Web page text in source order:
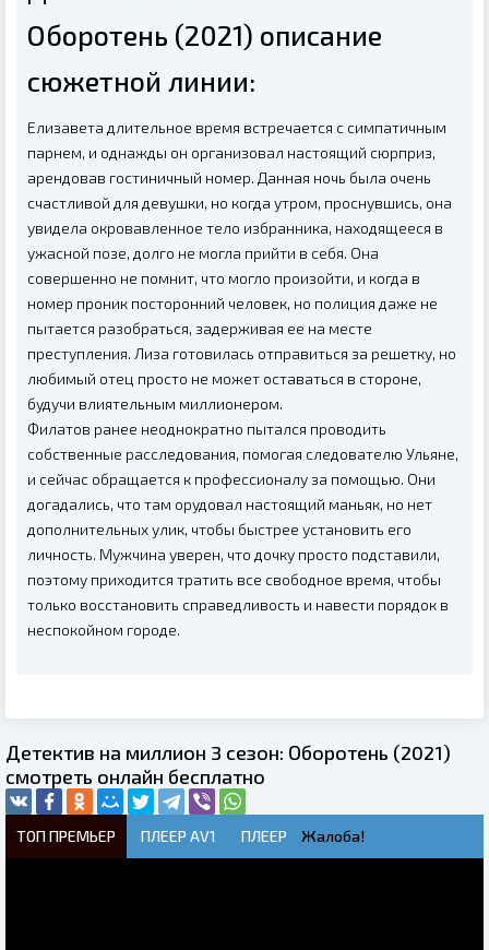
Оборотень (2021) описание
сюжетной линии:
Елизавета длительное время встречается с симпатичным
парнем, и однажды он организовал настоящий сюрприз,
арендовав гостиничный номер. Данная ночь была очень
счастливой для девушки, но когда утром, проснувшись, она
увидела окровавленное тело избранника, находящееся в
ужасной позе, долго не могла прийти в себя. Она
совершенно не помнит, что могло произойти, и когда в
номер проник посторонний человек, но полиция даже не
пытается разобраться, задерживая ее на месте
преступления. Лиза готовилась отправиться за решетку, но
любимый отец просто не может оставаться в стороне,
будучи влиятельным миллионером.
Филатов ранее неоднократно пытался проводить
собственные расследования, помогая следователю Ульяне,
и сейчас обращается к профессионалу за помощью. Они
догадались, что там орудовал настоящий маньяк, но нет
дополнительных улик, чтобы быстрее установить его
личность. Мужчина уверен, что дочку просто подставили,
поэтому приходится тратить все свободное время, чтобы
только восстановить справедливость и навести порядок в
неспокойном городе.
Детектив на миллион 3 сезон: Оборотень (2021)
смотреть онлайн бесплатно
ТОП ПРЕМЬЕР ПЛЕЕР AV1 ПЛЕЕР Жалоба!